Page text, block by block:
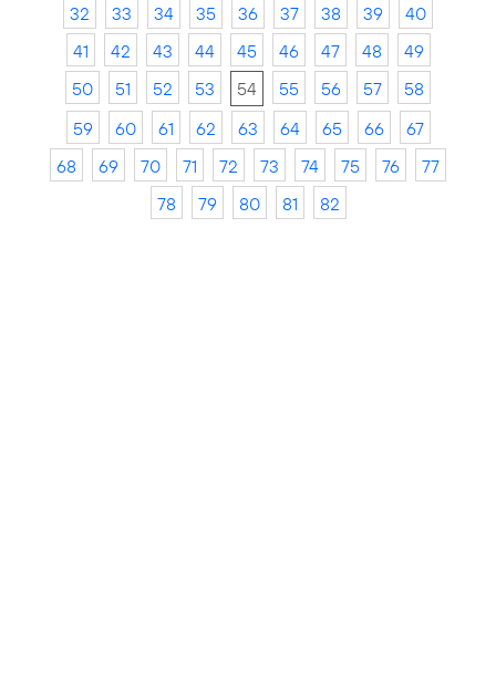
32
33 34 35 36 37 38 39
40
41
42 43 44 45 46 47 48
49
50
51 52 53 54 55 56 57
58
59
60 61 62 63 64 65 66
67
68
69 70 71 72 73 74 75 76
77
78
79 80 81 82